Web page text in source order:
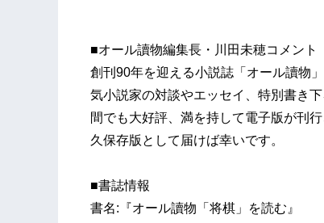
■オール讀物編集長・川田未穂コメント
創刊90年を迎える小説誌「オール讀物
気小説家の対談やエッセイ、特別書き
間でも大好評、満を持して電子版が刊
久保存版として届けば幸いです。
■書誌情報
書名:『オール讀物「将棋」を読む』